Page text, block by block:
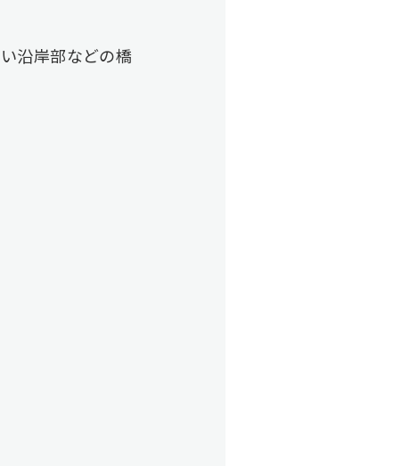
沿岸部などの橋